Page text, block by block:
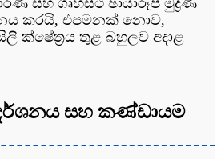
සහ ගෘහස්ථ ඡායාරූප මුද්‍රණ
කරයි, එපමනක් නොව,
ක්ෂේත්‍රය තුළ බහුලව අදාළ
සහ කණ්ඩායම